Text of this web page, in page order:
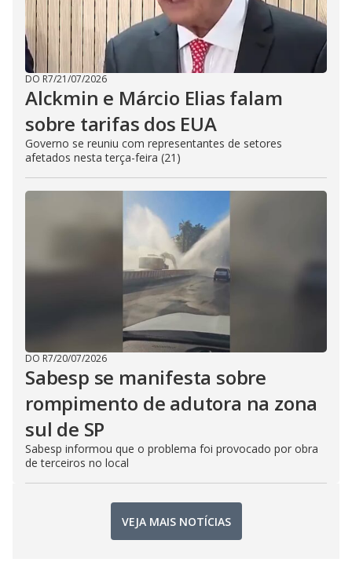
DO R7/21/07/2026
Alckmin e Márcio Elias falam
sobre tarifas dos EUA
Governo se reuniu com representantes de setores
afetados nesta terça-feira (21)
DO R7/20/07/2026
Sabesp se manifesta sobre
rompimento de adutora na zona
sul de SP
Sabesp informou que o problema foi provocado por obra
de terceiros no local
VEJA MAIS NOTÍCIAS